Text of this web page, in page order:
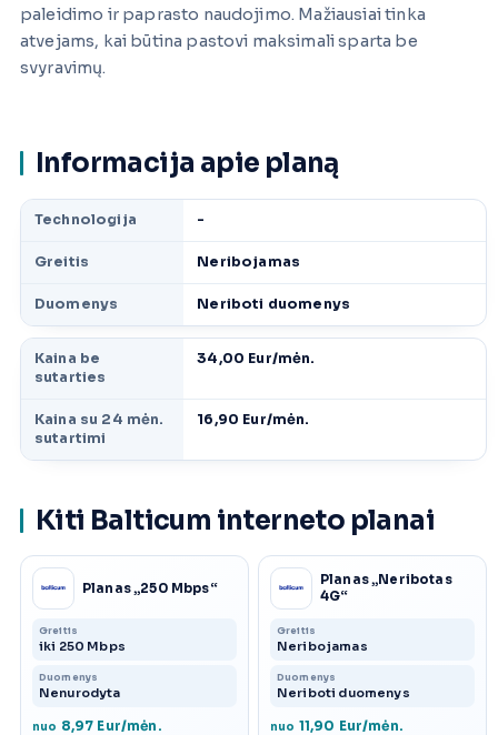
paleidimo ir paprasto naudojimo. Mažiausiai tinka
atvejams, kai būtina pastovi maksimali sparta be
svyravimų.
Informacija apie planą
Technologija -
Greitis Neribojamas
Duomenys Neriboti duomenys
Kaina be
sutarties
34,00 Eur/mėn.
Kaina su 24 mėn.
sutartimi
16,90 Eur/mėn.
Kiti Balticum interneto planai
Planas „250 Mbps“
Greitis
iki 250 Mbps
Duomenys
Nenurodyta
nuo 8,97 Eur/mėn.
Planas „Neribotas
4G“
Greitis
Neribojamas
Duomenys
Neriboti duomenys
nuo 11,90 Eur/mėn.